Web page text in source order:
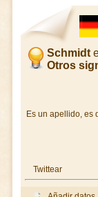
Schmidt
Otros
Es un apellido, es
Twittear